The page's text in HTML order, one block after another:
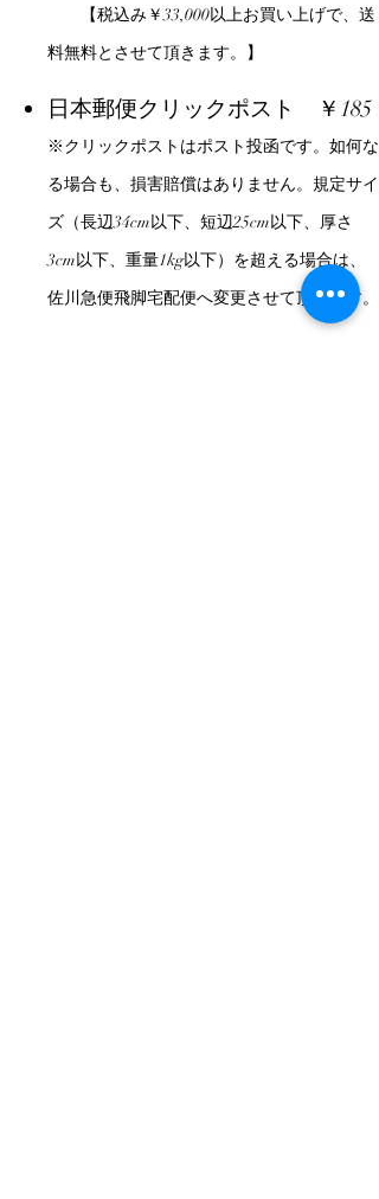
【税込み￥33,000以上お買い上げで、送
料無料とさせて頂きます。】
日本郵便クリックポスト ￥185
※クリックポストはポスト投函です。如何な
る場合も、損害賠償はありません。規定サイ
ズ（長辺34cm以下、短辺25cm以下、厚さ
3cm以下、重量1kg以下）を超える場合は、
佐川急便飛脚宅配便へ変更させて頂きます。